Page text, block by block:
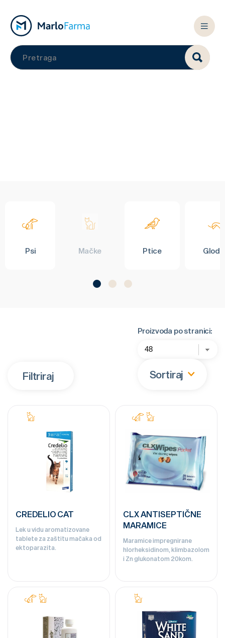
Psi Mačke Ptice
Filtriraj
Proizvoda po stranici:
Sortiraj
CREDELIO CAT
Lek u vidu aromatizovane
tablete za zaštitu mačaka od
ektoparazita.
CLX ANTISEPTIČNE
MARAMICE
Maramice impregnirane
hlorheksidinom, klimbazolom
i Zn glukonatom 20kom.